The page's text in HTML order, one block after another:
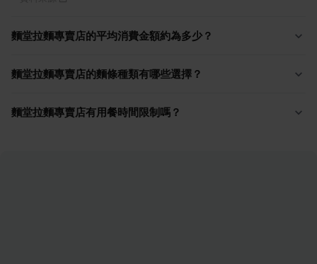
麵堂拉麵專賣店的平均消費金額約為多少？
麵堂拉麵專賣店的麵條種類有哪些選擇？
麵堂拉麵專賣店有用餐時間限制嗎？